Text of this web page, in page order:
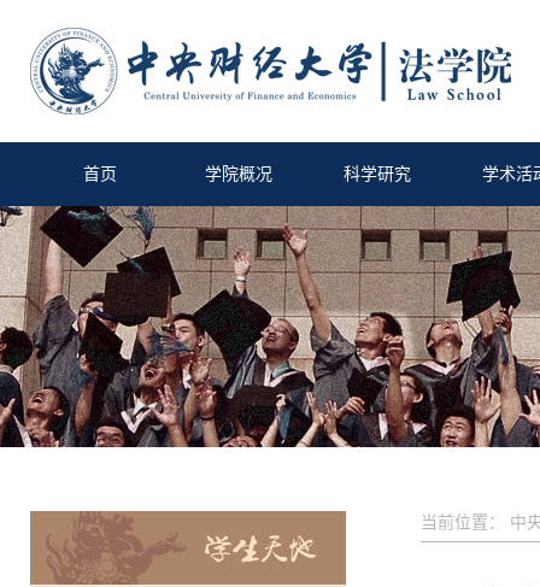
首页 学院概况 科学研究 学术活
当前位置： 中